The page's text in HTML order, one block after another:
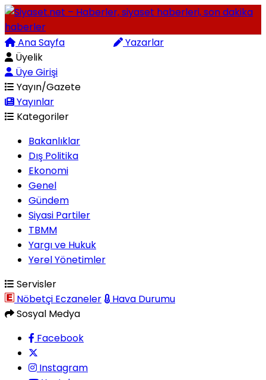
Ana Sayfa
Yazarlar
Üyelik
Üye Girişi
Yayın/Gazete
Yayınlar
Kategoriler
Bakanlıklar
Dış Politika
Ekonomi
Genel
Gündem
Siyasi Partiler
TBMM
Yargı ve Hukuk
Yerel Yönetimler
Servisler
Nöbetçi Eczaneler
Hava Durumu
Sosyal Medya
Facebook
Instagram